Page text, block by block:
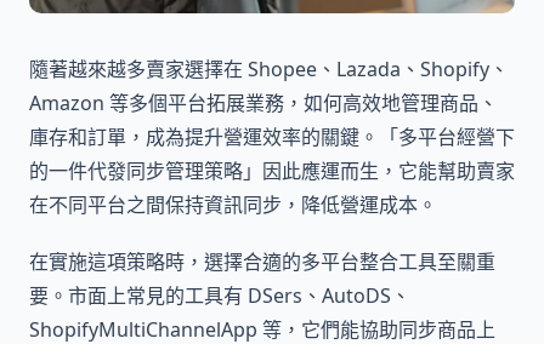
隨著越來越多賣家選擇在 Shopee、Lazada、Shopify、
Amazon 等多個平台拓展業務，如何高效地管理商品、
庫存和訂單，成為提升營運效率的關鍵。「多平台經營下
的一件代發同步管理策略」因此應運而生，它能幫助賣家
在不同平台之間保持資訊同步，降低營運成本。
在實施這項策略時，選擇合適的多平台整合工具至關重
要。市面上常見的工具有 DSers、AutoDS、
ShopifyMultiChannelApp 等，它們能協助同步商品上